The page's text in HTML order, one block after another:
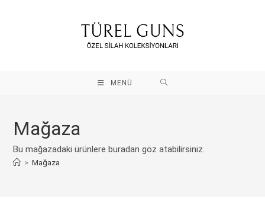
MENÜ
Mağaza
Bu mağazadaki ürünlere buradan göz atabilirsiniz.
> Mağaza